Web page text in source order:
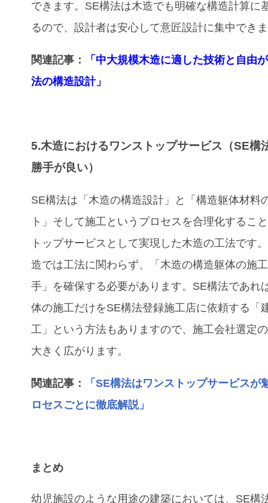
できます。SE構法は木造でも明確な構造計算に
るので、設計者は安心して意匠設計に集中でき
関連記事：
「中大規模木造に適した技術と自由
法の構造設計」
5.木造におけるワンストップサービス（SE構
勝手が良い）
SE構法は「木造の構造設計」と「構造躯体材料
ト」そして施工というプロセスを合理化するこ
トップサービスとして実現した木造の工法です
造では工法に関わらず、「木造の構造躯体の施
手」を確保する必要があります。SE構法であれ
体の施工だけをSE構法登録施工店に依頼する「
工」という方法もありますので、施工会社選定
大きく広がります。
関連記事：
「SE構法はワンストップサービスが
ロセスごとに徹底解説」
まとめ
幼児施設のような用途の建築においては、SE構